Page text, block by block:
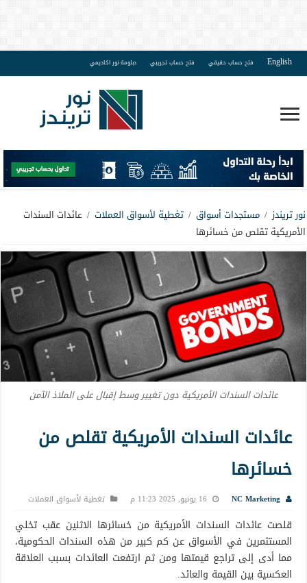
English فتح حساب حقيقي فتح حساب تجريبي دبلومة نور اكاديمي
نور تريندز / مستجدات أسواق / تغطية لأسواق العملات / عائدات السندات
الأمريكية تقلص من خسائرها
عائدات السندات الأمريكية دون تغيير وسط إقبال على الملاذ الآمن
عائدات السندات الأمريكية تقلص من
خسائرها
NC Marketing 16 يونيو, 2025 11:23 م تغطية لأسواق العملات
قلصت عائدات السندات الأمريكية من خسائرها الاثنين عقب تخلي
المستثمرين في الأسواق عن كم كبير من هذه السندات الحكومية،
مما أدى إلى تراجع قيمتها ومن ثم ارتفعت العائدات بسبب العلاقة
العكسية بين القيمة والعائد.